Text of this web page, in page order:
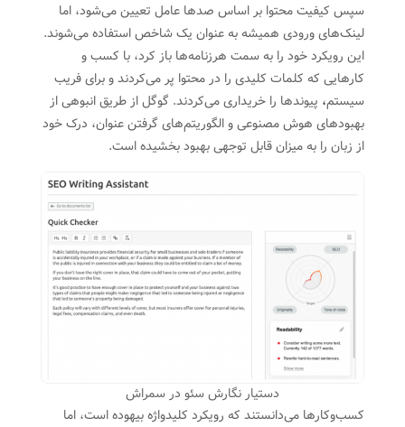
سپس کیفیت محتوا بر اساس صدها عامل تعیین می‌شود، اما
لینک‌های ورودی همیشه به عنوان یک شاخص استفاده می‌شوند.
این رویکرد خود را به سمت هرزنامه‌ها باز کرد، با کسب و
کارهایی که کلمات کلیدی را در محتوا پر می‌کردند و برای فریب
سیستم، پیوندها را خریداری می‌کردند. گوگل از طریق انبوهی از
بهبودهای هوش مصنوعی و الگوریتم‌های گرفتن عنوان، درک خود
از زبان را به میزان قابل توجهی بهبود بخشیده است.
دستیار نگارش سئو در سمراش
کسب‌وکارها می‌دانستند که رویکرد کلیدواژه بیهوده است، اما